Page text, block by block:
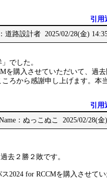
引用
道路設計者 2025/02/28(金)
でした。
を購入させていただいて、過
ろから感謝申し上げます。本
引用
：ぬっこぬこ 2025/02/28(金
去２勝２敗です。
2024 for RCCMを購入させて